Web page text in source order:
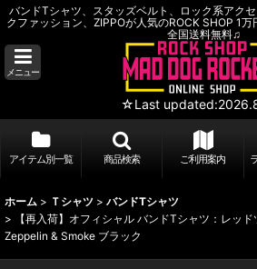
バンドTシャツ、スタッズベルト、ロック系アク
クファッション、ZIPPOが人気のROCK SHOP 1
全国送料無料♫
メニュー
☆Last
アイテム別一覧 商品検索 ご利用案内
ホーム > Ｔシャツ > バンドTシャツ
>
【再入荷】オフィシャル バンドTシャツ：レッ
Zeppelin & Smoke ブラック